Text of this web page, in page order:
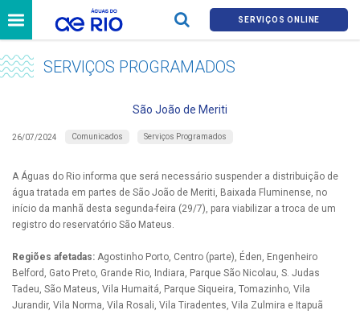
SERVIÇOS ONLINE
SERVIÇOS PROGRAMADOS
São João de Meriti
26/07/2024 Comunicados Serviços Programados
A Águas do Rio informa que será necessário suspender a distribuição de
água tratada em partes de São João de Meriti, Baixada Fluminense, no
início da manhã desta segunda-feira (29/7), para viabilizar a troca de um
registro do reservatório São Mateus.
Regiões afetadas: Agostinho Porto, Centro (parte), Éden, Engenheiro
Belford, Gato Preto, Grande Rio, Indiara, Parque São Nicolau, S. Judas
Tadeu, São Mateus, Vila Humaitá, Parque Siqueira, Tomazinho, Vila
Jurandir, Vila Norma, Vila Rosali, Vila Tiradentes, Vila Zulmira e Itapuã